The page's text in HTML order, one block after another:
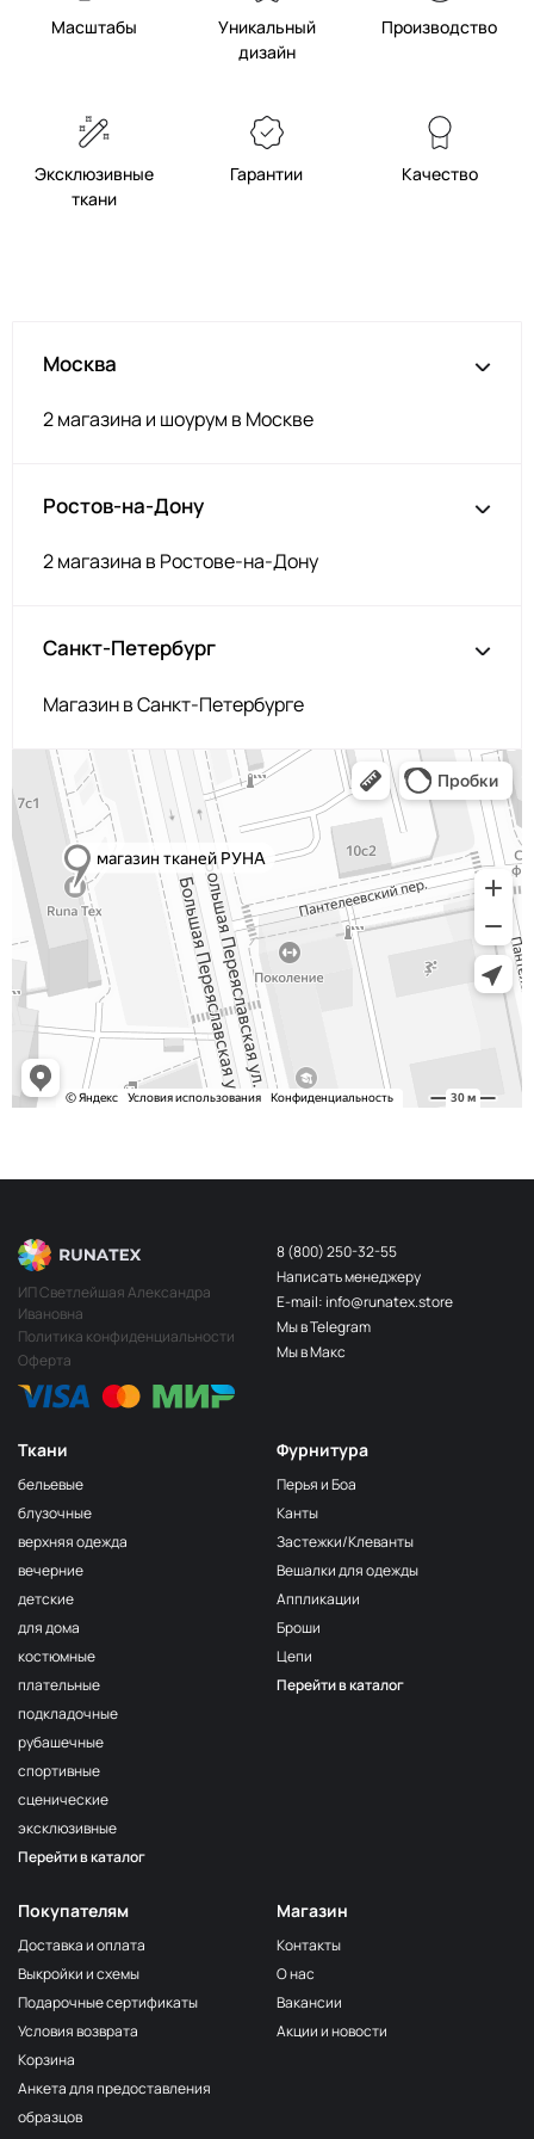
Масштабы
Уникальный
дизайн
Производство
Эксклюзивные
ткани
Гарантии Качество
Москва
2 магазина и шоурум в Москве
Ростов-на-Дону
2 магазина в Ростове-на-Дону
Санкт-Петербург
Магазин в Санкт-Петербурге
Ткани
бельевые
блузочные
верхняя одежда
вечерние
детские
для дома
костюмные
плательные
подкладочные
рубашечные
спортивные
сценические
эксклюзивные
Перейти в каталог
Фурнитура
Перья и Боа
Канты
Застежки/Клеванты
Вешалки для одежды
Аппликации
Броши
Цепи
Перейти в каталог
Покупателям
Доставка и оплата
Выкройки и схемы
Подарочные сертификаты
Условия возврата
Корзина
Анкета для предоставления
образцов
Магазин
Контакты
О нас
Вакансии
Акции и новости
ИП Светлейшая Александра
Ивановна
Политика конфиденциальности
Оферта
8 (800) 250-32-55
Написать менеджеру
E-mail: info@runatex.store
Мы в Telegram
Мы в Макс